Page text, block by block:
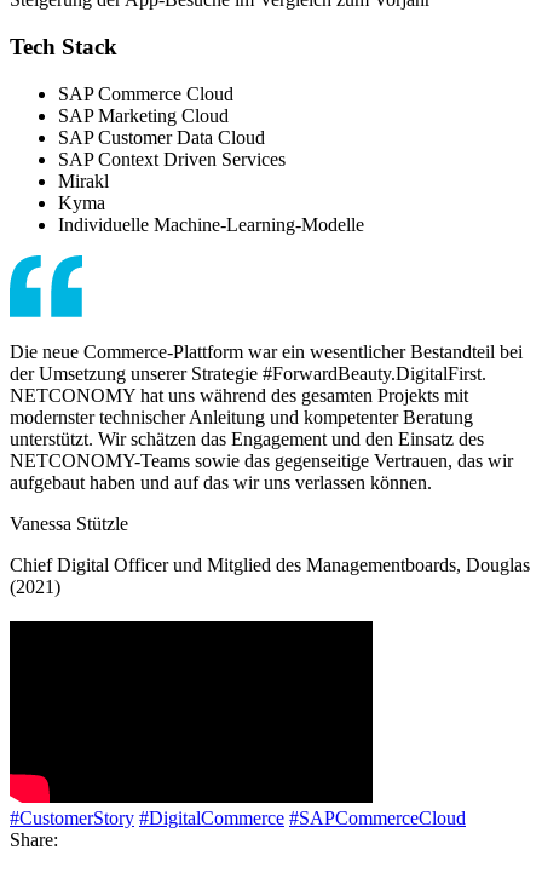
Tech Stack
SAP Commerce Cloud
SAP Marketing Cloud
SAP Customer Data Cloud
SAP Context Driven Services
Mirakl
Kyma
Individuelle Machine-Learning-Modelle
Die neue Commerce-Plattform war ein wesentlicher Bestandteil bei
der Umsetzung unserer Strategie #ForwardBeauty.DigitalFirst.
NETCONOMY hat uns während des gesamten Projekts mit
modernster technischer Anleitung und kompetenter Beratung
unterstützt. Wir schätzen das Engagement und den Einsatz des
NETCONOMY-Teams sowie das gegenseitige Vertrauen, das wir
aufgebaut haben und auf das wir uns verlassen können.
Vanessa Stützle
Chief Digital Officer und Mitglied des Managementboards, Douglas
(2021)
#CustomerStory #DigitalCommerce #SAPCommerceCloud
Share: